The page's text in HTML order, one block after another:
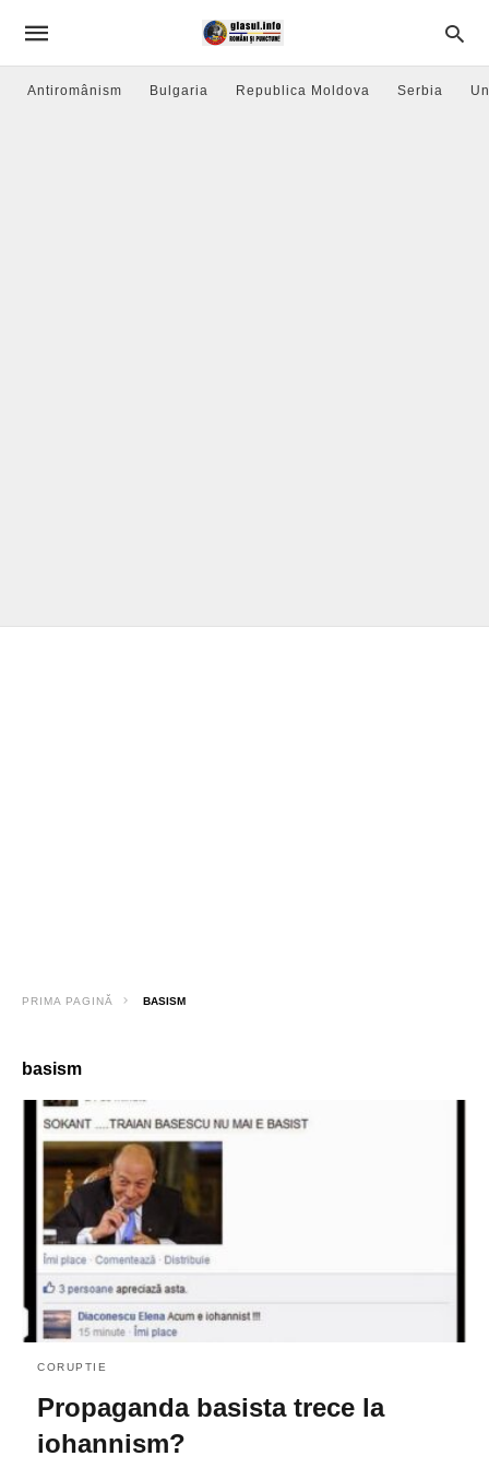
Antiromânism Bulgaria Republica Moldova Serbia
PRIMA PAGINĂ BASISM
basism
CORUPTIE
Propaganda basista trece la
iohannism?